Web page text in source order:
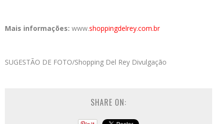
Mais informações: www.shoppingdelrey.com.br
SUGESTÃO DE FOTO/Shopping Del Rey Divulgação
SHARE ON: